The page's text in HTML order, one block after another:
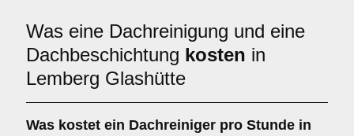
Was eine Dachreinigung und eine
Dachbeschichtung kosten in
Lemberg Glashütte
Was kostet ein Dachreiniger pro Stunde in